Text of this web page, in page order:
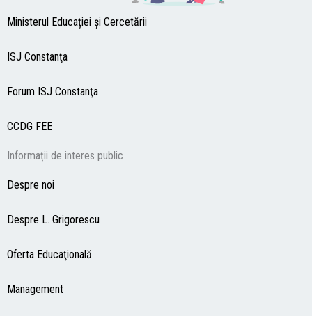
Ministerul Educației și Cercetării
ISJ Constanţa
Forum ISJ Constanţa
CCDG FEE
Informații de interes public
Despre noi
Despre L. Grigorescu
Oferta Educaţională
Management